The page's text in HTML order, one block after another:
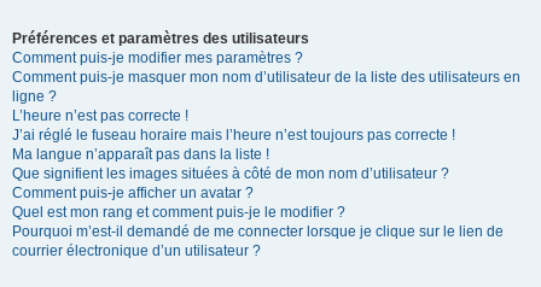
Préférences et paramètres des utilisateurs
Comment puis-je modifier mes paramètres ?
Comment puis-je masquer mon nom d’utilisateur de la liste des utilisateurs en
ligne ?
L’heure n’est pas correcte !
J’ai réglé le fuseau horaire mais l’heure n’est toujours pas correcte !
Ma langue n’apparaît pas dans la liste !
Que signifient les images situées à côté de mon nom d’utilisateur ?
Comment puis-je afficher un avatar ?
Quel est mon rang et comment puis-je le modifier ?
Pourquoi m’est-il demandé de me connecter lorsque je clique sur le lien de
courrier électronique d’un utilisateur ?